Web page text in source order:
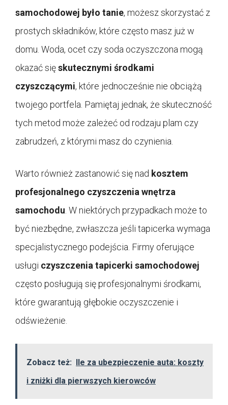
samochodowej było tanie, możesz skorzystać z
prostych składników, które często masz już w
domu. Woda, ocet czy soda oczyszczona mogą
okazać sięskutecznymi środkami
czyszczącymi, które jednocześnie nie obciążą
twojego portfela. Pamiętaj jednak, że skuteczność
tych metod może zależeć od rodzaju plam czy
zabrudzeń, z którymi masz do czynienia.
Warto również zastanowić się nad kosztem
profesjonalnego czyszczenia wnętrza
samochodu . W niektórych przypadkach może to
być niezbędne, zwłaszcza jeśli tapicerka wymaga
specjalistycznego podejścia. Firmy oferujące
usługi czyszczenia tapicerki samochodowej
często posługują się profesjonalnymi środkami,
które gwarantują głębokie oczyszczenie i
odświeżenie.
Zobacz też: Ile za ubezpieczenie auta: koszty
i zniżki dla pierwszych kierowców